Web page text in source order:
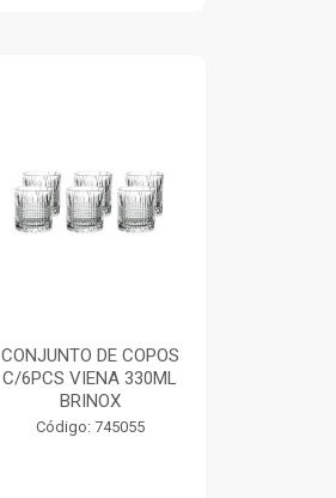
CONJUNTO DE COPOS
C/6PCS VIENA 330ML
BRINOX
Código: 745055